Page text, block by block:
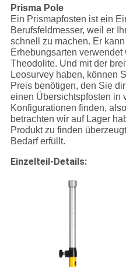
Prisma Pole
Ein Prismapfosten ist ein
Berufsfeldmesser, weil er
schnell zu machen. Er
Erhebungsarten
Theodolite. Und mit der
Leosurvey haben, können
Preis benötigen, den Sie
einen Übersichtspfosten in
Konfigurationen finden,
betrachten wir auf Lager
Produkt zu finden
Bedarf erfüllt.
Einzelteil-Details: